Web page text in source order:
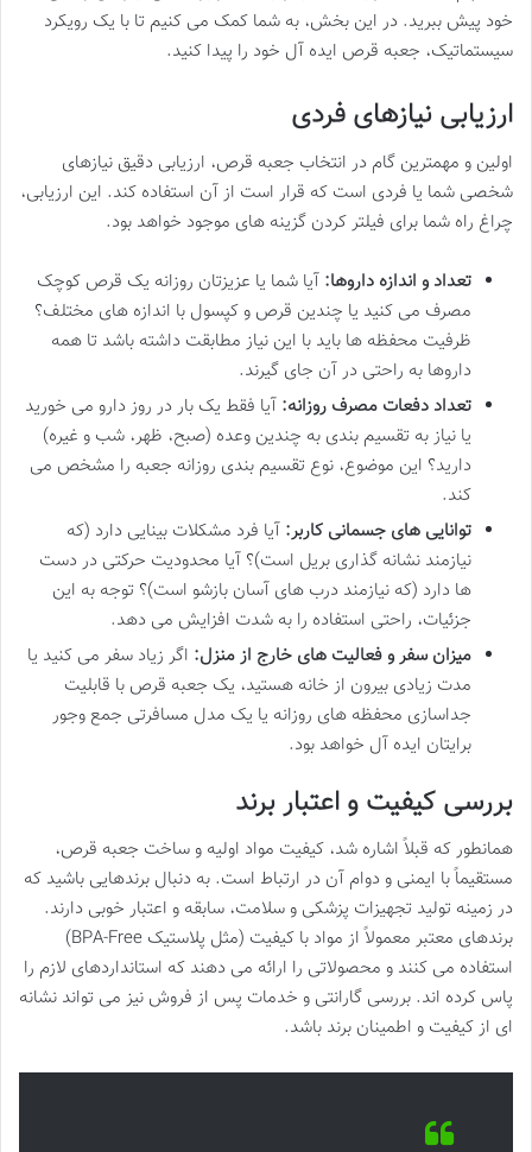
خود پیش ببرید. در این بخش، به شما کمک می کنیم تا با یک رویکرد
سیستماتیک، جعبه قرص ایده آل خود را پیدا کنید.
ارزیابی نیازهای فردی
اولین و مهمترین گام در انتخاب جعبه قرص، ارزیابی دقیق نیازهای
شخصی شما یا فردی است که قرار است از آن استفاده کند. این ارزیابی،
چراغ راه شما برای فیلتر کردن گزینه های موجود خواهد بود.
تعداد و اندازه داروها: آیا شما یا عزیزتان روزانه یک قرص کوچک
مصرف می کنید یا چندین قرص و کپسول با اندازه های مختلف؟
ظرفیت محفظه ها باید با این نیاز مطابقت داشته باشد تا همه
داروها به راحتی در آن جای گیرند.
تعداد دفعات مصرف روزانه: آیا فقط یک بار در روز دارو می خورید
یا نیاز به تقسیم بندی به چندین وعده (صبح، ظهر، شب و غیره)
دارید؟ این موضوع، نوع تقسیم بندی روزانه جعبه را مشخص می
کند.
توانایی های جسمانی کاربر: آیا فرد مشکلات بینایی دارد (که
نیازمند نشانه گذاری بریل است)؟ آیا محدودیت حرکتی در دست
ها دارد (که نیازمند درب های آسان بازشو است)؟ توجه به این
جزئیات، راحتی استفاده را به شدت افزایش می دهد.
میزان سفر و فعالیت های خارج از منزل: اگر زیاد سفر می کنید یا
مدت زیادی بیرون از خانه هستید، یک جعبه قرص با قابلیت
جداسازی محفظه های روزانه یا یک مدل مسافرتی جمع وجور
برایتان ایده آل خواهد بود.
بررسی کیفیت و اعتبار برند
همانطور که قبلاً اشاره شد، کیفیت مواد اولیه و ساخت جعبه قرص،
مستقیماً با ایمنی و دوام آن در ارتباط است. به دنبال برندهایی باشید که
در زمینه تولید تجهیزات پزشکی و سلامت، سابقه و اعتبار خوبی دارند.
برندهای معتبر معمولاً از مواد با کیفیت (مثل پلاستیک BPA-Free)
استفاده می کنند و محصولاتی را ارائه می دهند که استانداردهای لازم را
پاس کرده اند. بررسی گارانتی و خدمات پس از فروش نیز می تواند نشانه
ای از کیفیت و اطمینان برند باشد.